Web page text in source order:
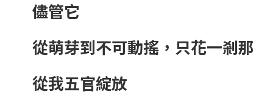
儘管它
從萌芽到不可動搖，只花一剎那
從我五官綻放